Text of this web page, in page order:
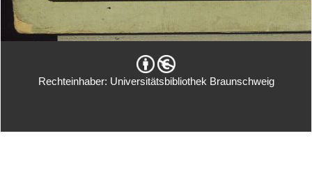
Rechteinhaber: Universitätsbibliothek Braunschweig